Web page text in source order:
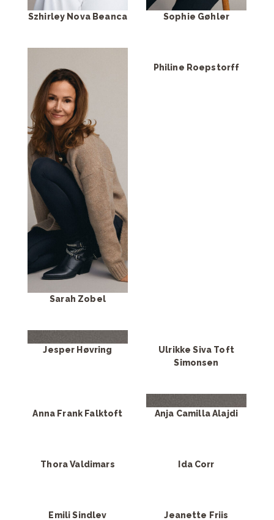
Szhirley Nova Beanca Sophie Gøhler
Sarah Zobel
Philine Roepstorff
Jesper Høvring
Ulrikke Siva Toft
Simonsen
Anna Frank Falktoft Anja Camilla Alajdi
Thora Valdimars Ida Corr
Emili Sindlev Jeanette Friis